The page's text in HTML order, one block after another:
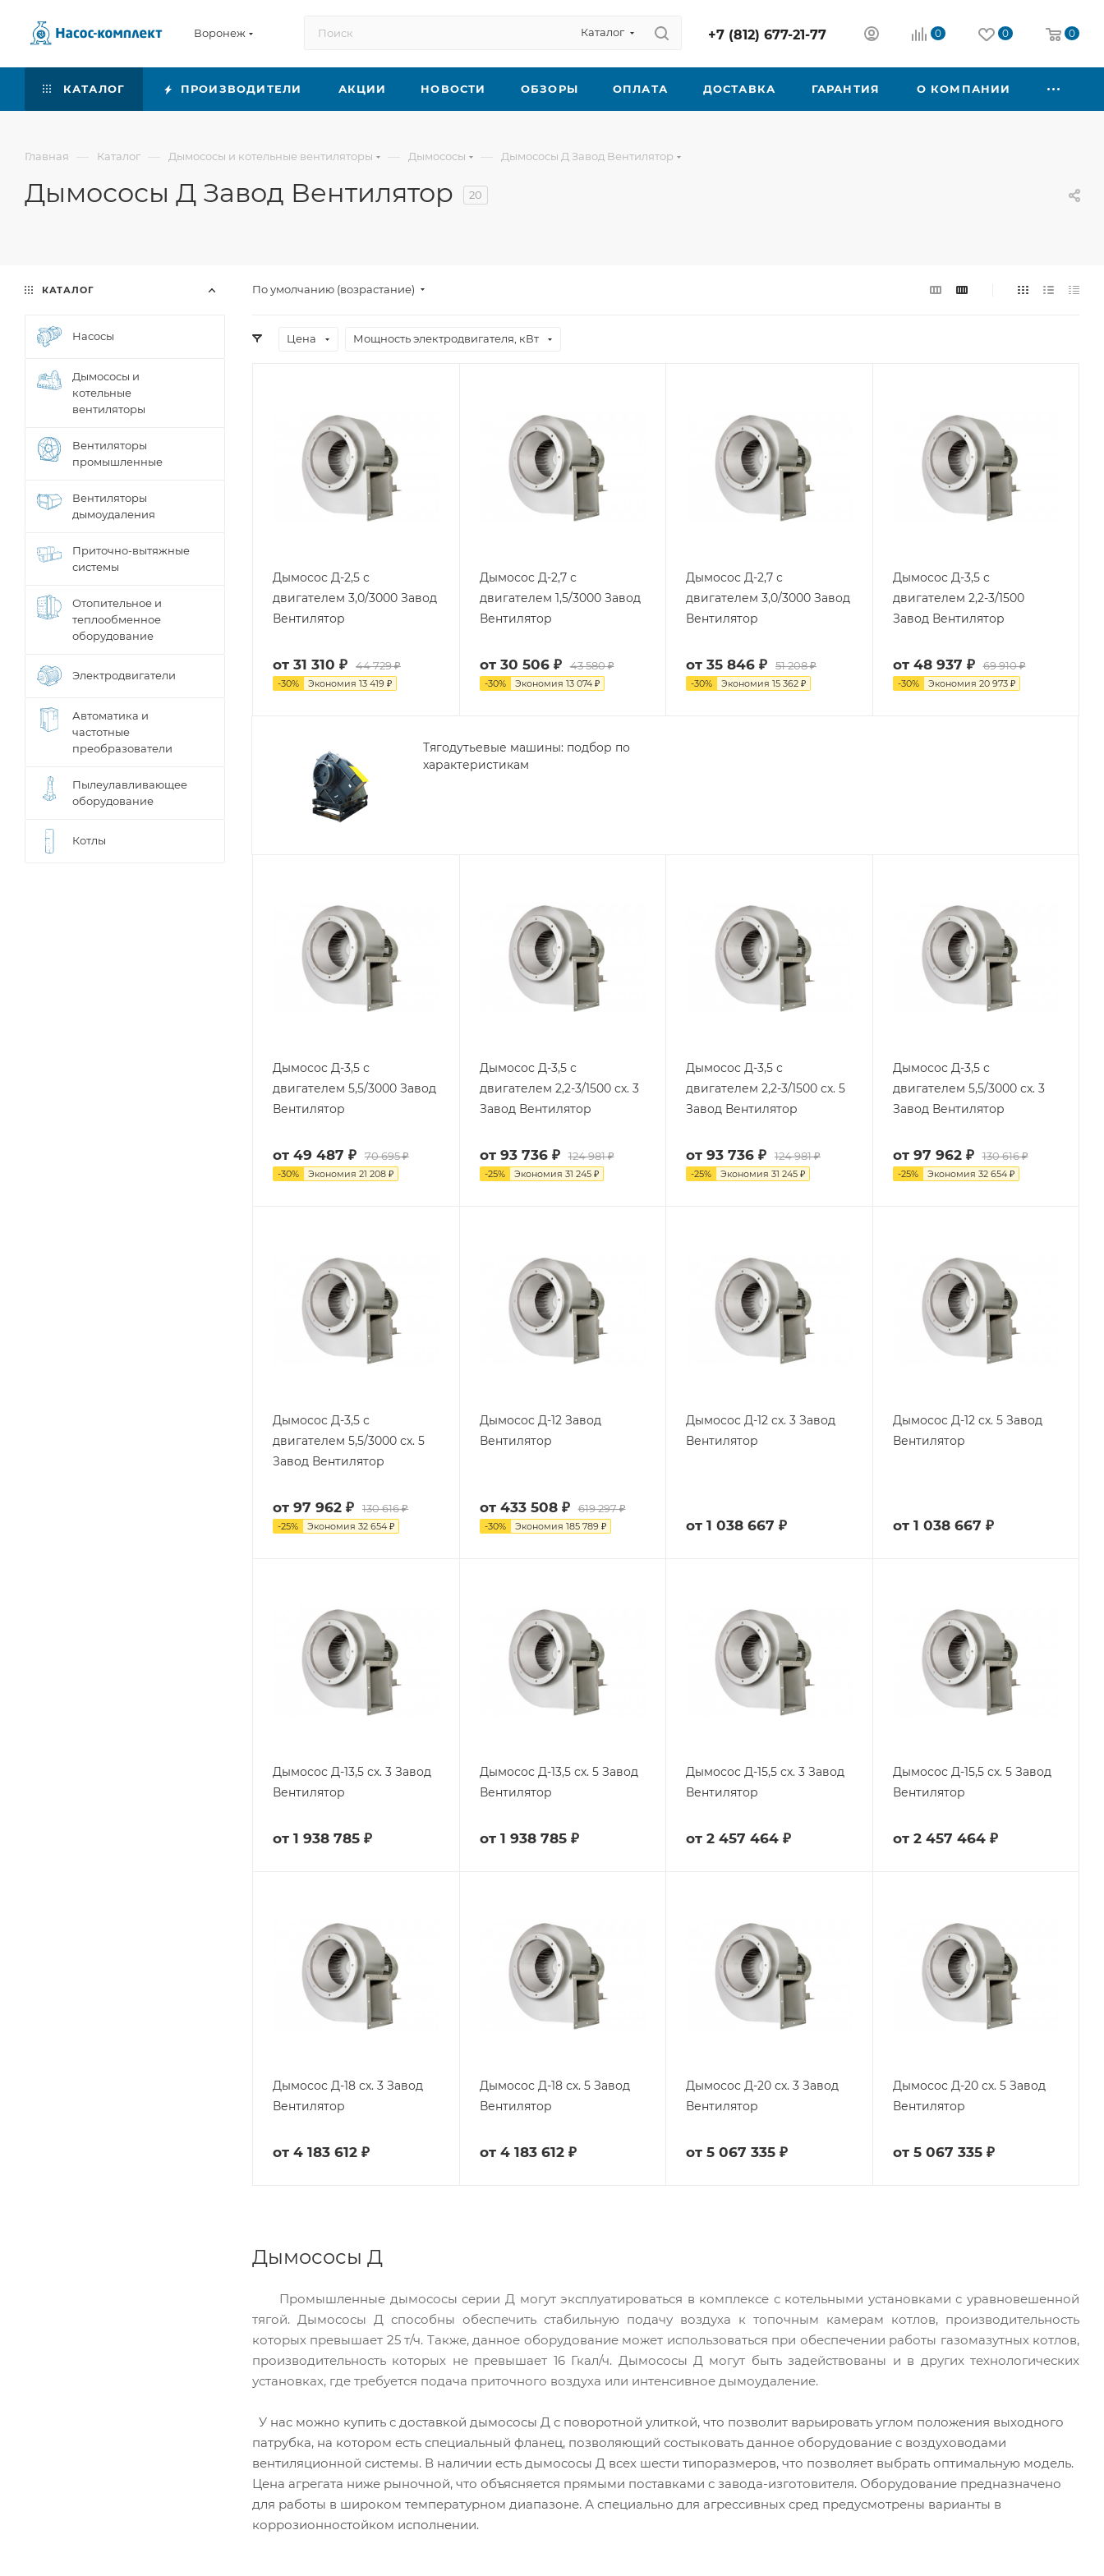
Воронеж Каталог +7 (812) 677-21-77 0 0 0
КАТАЛОГ ПРОИЗВОДИТЕЛИ АКЦИИ НОВОСТИ ОБЗОРЫ ОПЛАТА ДОСТАВКА ГАРАНТИЯ О КОМПАНИИ
Главная — Каталог — Дымососы и котельные вентиляторы — Дымососы — Дымососы Д Завод Вентилятор
Дымососы Д Завод Вентилятор 20
По умолчанию (возрастание)
Цена Мощность электродвигателя, кВт
Дымосос Д-2,5 с
двигателем 3,0/3000 Завод
Вентилятор
от 31 310 ₽ 44 729 ₽
-30% Экономия 13 419 ₽
Дымосос Д-2,7 с
двигателем 1,5/3000 Завод
Вентилятор
от 30 506 ₽ 43 580 ₽
-30% Экономия 13 074 ₽
Дымосос Д-2,7 с
двигателем 3,0/3000 Завод
Вентилятор
от 35 846 ₽ 51 208 ₽
-30% Экономия 15 362 ₽
Дымосос Д-3,5 с
двигателем 2,2-3/1500
Завод Вентилятор
от 48 937 ₽ 69 910 ₽
-30% Экономия 20 973 ₽
Тягодутьевые машины: подбор по
характеристикам
Дымосос Д-3,5 с
двигателем 5,5/3000 Завод
Вентилятор
от 49 487 ₽ 70 695 ₽
-30% Экономия 21 208 ₽
Дымосос Д-3,5 с
двигателем 2,2-3/1500 сх. 3
Завод Вентилятор
от 93 736 ₽ 124 981 ₽
-25% Экономия 31 245 ₽
Дымосос Д-3,5 с
двигателем 2,2-3/1500 сх. 5
Завод Вентилятор
от 93 736 ₽ 124 981 ₽
-25% Экономия 31 245 ₽
Дымосос Д-3,5 с
двигателем 5,5/3000 сх. 3
Завод Вентилятор
от 97 962 ₽ 130 616 ₽
-25% Экономия 32 654 ₽
Дымосос Д-3,5 с
двигателем 5,5/3000 сх. 5
Завод Вентилятор
от 97 962 ₽ 130 616 ₽
-25% Экономия 32 654 ₽
Дымосос Д-12 Завод
Вентилятор
от 433 508 ₽ 619 297 ₽
-30% Экономия 185 789 ₽
Дымосос Д-12 сх. 3 Завод
Вентилятор
от 1 038 667 ₽
Дымосос Д-12 сх. 5 Завод
Вентилятор
от 1 038 667 ₽
Дымосос Д-13,5 сх. 3 Завод
Вентилятор
от 1 938 785 ₽
Дымосос Д-13,5 сх. 5 Завод
Вентилятор
от 1 938 785 ₽
Дымосос Д-15,5 сх. 3 Завод
Вентилятор
от 2 457 464 ₽
Дымосос Д-15,5 сх. 5 Завод
Вентилятор
от 2 457 464 ₽
Дымосос Д-18 сх. 3 Завод
Вентилятор
от 4 183 612 ₽
Дымосос Д-18 сх. 5 Завод
Вентилятор
от 4 183 612 ₽
Дымосос Д-20 сх. 3 Завод
Вентилятор
от 5 067 335 ₽
Дымосос Д-20 сх. 5 Завод
Вентилятор
от 5 067 335 ₽
Дымососы Д
Промышленные дымососы серии Д могут эксплуатироваться в комплексе с котельными установками с уравновешенной
тягой. Дымососы Д способны обеспечить стабильную подачу воздуха к топочным камерам котлов, производительность
которых превышает 25 т/ч. Также, данное оборудование может использоваться при обеспечении работы газомазутных котлов,
производительность которых не превышает 16 Гкал/ч. Дымососы Д могут быть задействованы и в других технологических
установках, где требуется подача приточного воздуха или интенсивное дымоудаление.
У нас можно купить с доставкой дымососы Д с поворотной улиткой, что позволит варьировать углом положения выходного
патрубка, на котором есть специальный фланец, позволяющий состыковать данное оборудование с воздуховодами
вентиляционной системы. В наличии есть дымососы Д всех шести типоразмеров, что позволяет выбрать оптимальную модель.
Цена агрегата ниже рыночной, что объясняется прямыми поставками с завода-изготовителя. Оборудование предназначено
для работы в широком температурном диапазоне. А специально для агрессивных сред предусмотрены варианты в
коррозионностойком исполнении.
КАТАЛОГ
Насосы
Дымососы и
котельные
вентиляторы
Вентиляторы
промышленные
Вентиляторы
дымоудаления
Приточно-вытяжные
системы
Отопительное и
теплообменное
оборудование
Электродвигатели
Автоматика и
частотные
преобразователи
Пылеулавливающее
оборудование
Котлы